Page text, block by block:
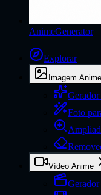
AnimeGenerator
Explorar
Imagem Anime
Foto
Vídeo Anime